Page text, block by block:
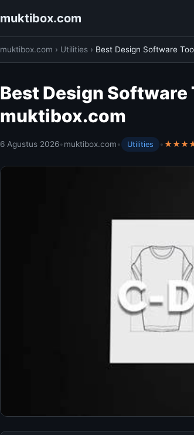
muktibox.com
muktibox.com › Utilities › Best Design Software
Best Design
muktibox.com
6 Agustus 2026•muktibox.com• Utilities •